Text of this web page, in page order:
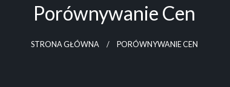
Porównywanie Cen
STRONA GŁÓWNA PORÓWNYWANIE CEN